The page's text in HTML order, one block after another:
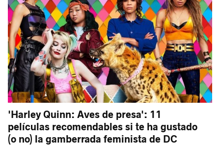
'Harley Quinn: Aves de presa': 11
películas recomendables si te ha gustado
(o no) la gamberrada feminista de DC